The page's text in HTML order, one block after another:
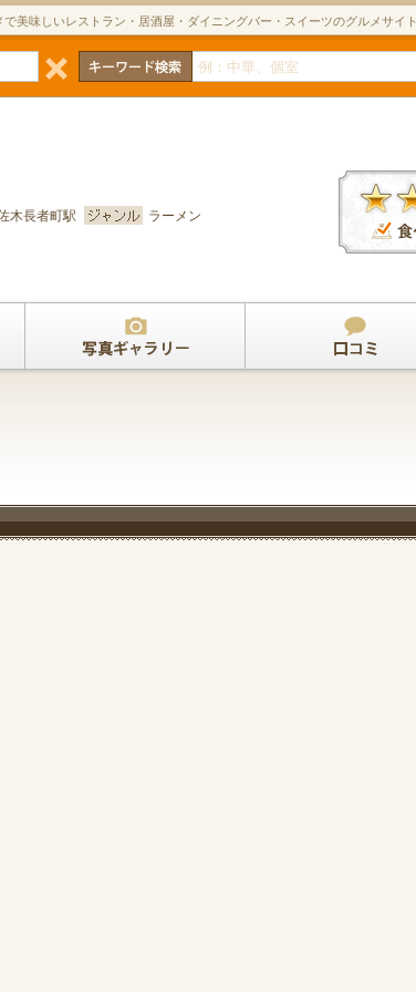
美味しいレストラン・居酒屋・ダイニングバー・スイーツのグルメサイト
木長者町駅 ラーメン